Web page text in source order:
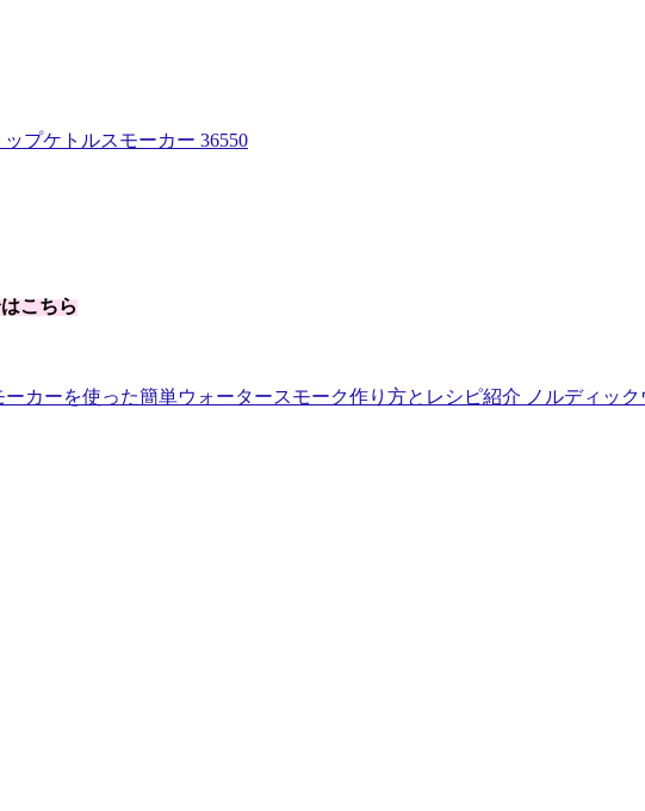
プケトルスモーカー 36550
こちら
カーを使った簡単ウォータースモーク作り方とレシピ紹介 ノルディッ